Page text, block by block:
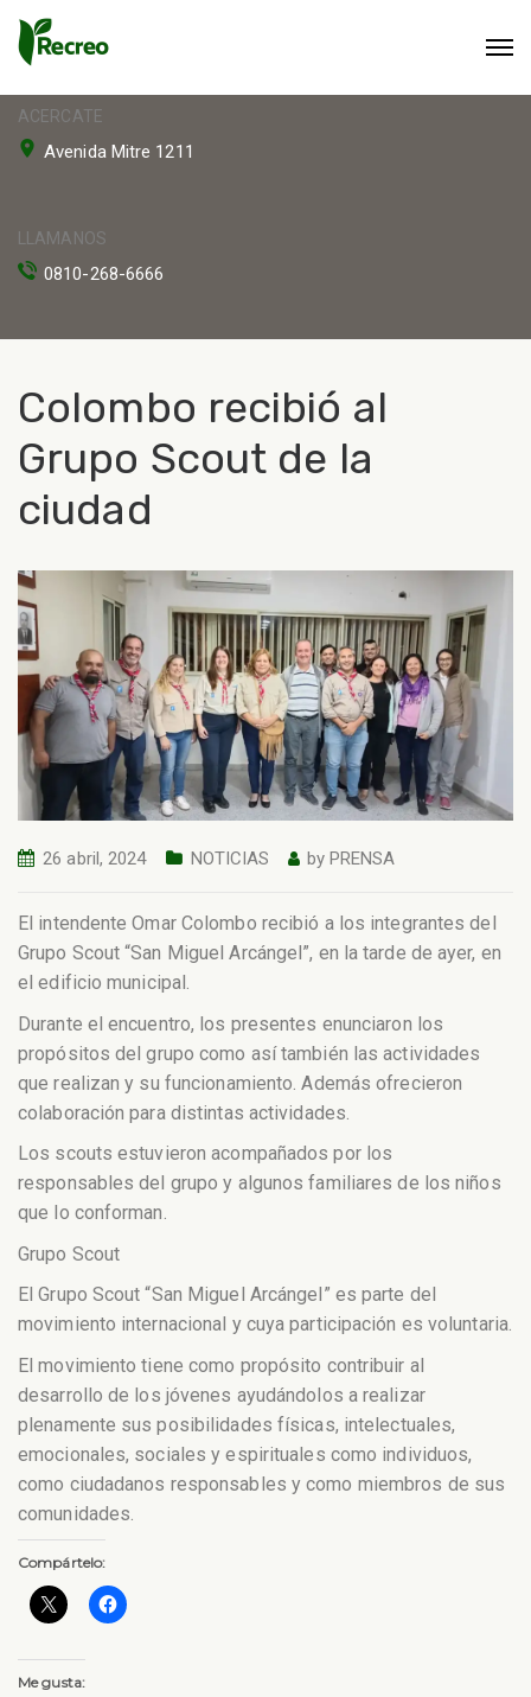
ACERCATE
Avenida Mitre 1211
LLAMANOS
0810-268-6666
Colombo recibió al
Grupo Scout de la
ciudad
26 abril, 2024 NOTICIAS by PRENSA
El intendente Omar Colombo recibió a los integrantes del
Grupo Scout “San Miguel Arcángel”, en la tarde de ayer, en
el edificio municipal.
Durante el encuentro, los presentes enunciaron los
propósitos del grupo como así también las actividades
que realizan y su funcionamiento. Además ofrecieron
colaboración para distintas actividades.
Los scouts estuvieron acompañados por los
responsables del grupo y algunos familiares de los niños
que lo conforman.
Grupo Scout
El Grupo Scout “San Miguel Arcángel” es parte del
movimiento internacional y cuya participación es voluntaria.
El movimiento tiene como propósito contribuir al
desarrollo de los jóvenes ayudándolos a realizar
plenamente sus posibilidades físicas, intelectuales,
emocionales, sociales y espirituales como individuos,
como ciudadanos responsables y como miembros de sus
comunidades.
Compártelo:
Me gusta: